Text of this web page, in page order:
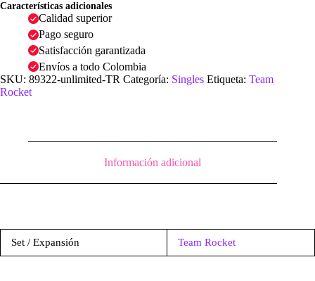
Características adicionales
Calidad superior
Pago seguro
Satisfacción garantizada
Envíos a todo Colombia
SKU: 89322-unlimited-TR Categoría: Singles Etiqueta: Team
Rocket
Información adicional
Set / Expansión Team Rocket